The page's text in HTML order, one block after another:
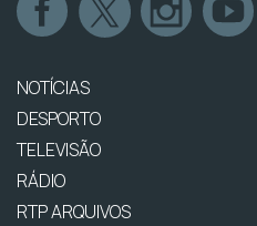
NOTÍCIAS
DESPORTO
TELEVISÃO
RÁDIO
RTP ARQUIVOS